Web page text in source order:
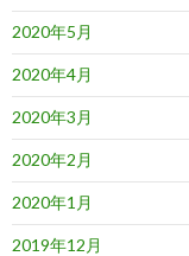
2020年5月
2020年4月
2020年3月
2020年2月
2020年1月
2019年12月